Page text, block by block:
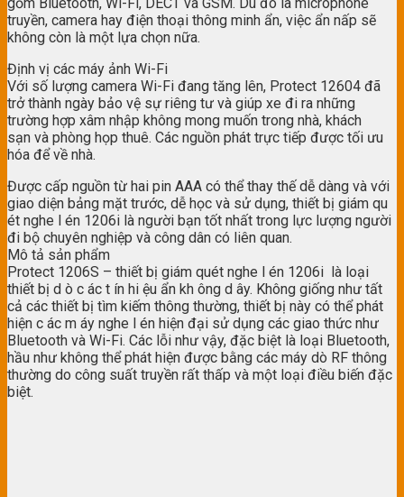
truyền, camera hay điện thoại thông minh ẩn, việc ẩn nấp sẽ
không còn là một lựa chọn nữa.
Định vị các máy ảnh Wi-Fi
Với số lượng camera Wi-Fi đang tăng lên, Protect 12604 đã
trở thành ngày bảo vệ sự riêng tư và giúp xe đi ra những
trường hợp xâm nhập không mong muốn trong nhà, khách
sạn và phòng họp thuê. Các nguồn phát trực tiếp được tối ưu
hóa để về nhà.
Được cấp nguồn từ hai pin AAA có thể thay thế dễ dàng và với
giao diện bảng mặt trước, dễ học và sử dụng, thiết bị giám qu
ét nghe l én 1206i là người bạn tốt nhất trong lực lượng người
đi bộ chuyên nghiệp và công dân có liên quan.
Mô tả sản phẩm
Protect 1206S – thiết bị giám quét nghe l én 1206i là loại
thiết bị d ò c ác t ín hi ệu ẩn kh ông d ây. Không giống như tất
cả các thiết bị tìm kiếm thông thường, thiết bị này có thể phát
hiện c ác m áy nghe l én hiện đại sử dụng các giao thức như
Bluetooth và Wi-Fi. Các lỗi như vậy, đặc biệt là loại Bluetooth,
hầu như không thể phát hiện được bằng các máy dò RF thông
thường do công suất truyền rất thấp và một loại điều biến đặc
biệt.